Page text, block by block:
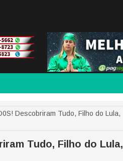
Descobriram Tudo, Filho do Lula,
Tudo, Filho do Lula,